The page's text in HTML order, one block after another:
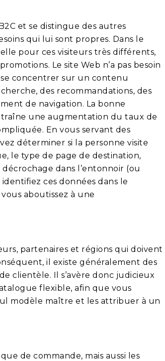
et se distingue des autres
qui lui sont propres. Dans le
pour ces visiteurs très différents,
Le site Web n’a pas besoin
concentrer sur un contenu
des recommandations, des
de navigation. La bonne
une augmentation du taux de
En vous servant des
déterminer si la personne visite
le type de page de destination,
dans l’entonnoir (ou
ces données dans le
aboutissez à une
partenaires et régions qui doivent
il existe généralement des
clientèle. Il s’avère donc judicieux
flexible, afin que vous
modèle maître et les attribuer à un
de commande, mais aussi les